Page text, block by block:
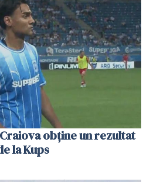
obține un rezultat
la Kups